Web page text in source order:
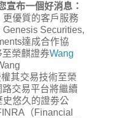
布一個好消息：
優質的客戶服務
Securities,
達成合作協
榮麒證券Wang
其交易技術至榮
交易平台將繼續
悠久的證劵公
（Financial